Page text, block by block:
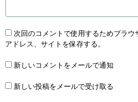
次回のコメントで使用するためブラ
アドレス、サイトを保存する。
新しいコメントをメールで通知
新しい投稿をメールで受け取る